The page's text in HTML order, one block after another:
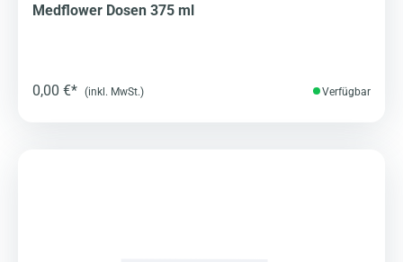
Medflower Dosen 375 ml
0,00 €* (inkl. MwSt.) Verfügbar